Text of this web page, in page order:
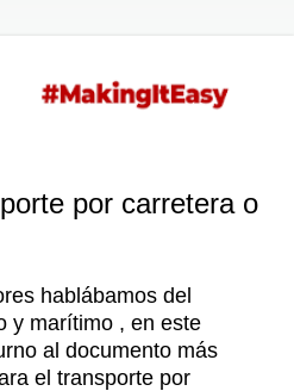
por carretera o
hablábamos del
y marítimo , en este
al documento más
el transporte por